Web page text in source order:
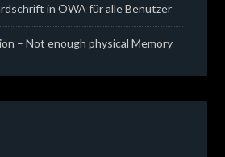
in OWA für alle Benutzer
– Not enough physical Memory